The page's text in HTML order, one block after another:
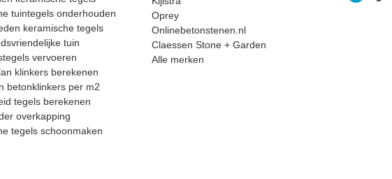
tuintegels onderhouden
keramische tegels
tuin
vervoeren
klinkers berekenen
betonklinkers per m2
tegels berekenen
overkapping
tegels schoonmaken
Oprey
Onlinebetonstenen.nl
Claessen Stone + Garden
Alle merken